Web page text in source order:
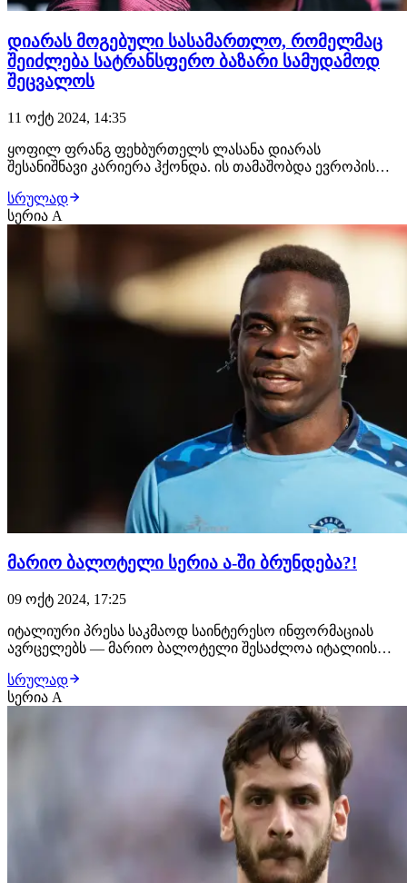
დიარას მოგებული სასამართლო, რომელმაც
შეიძლება სატრანსფერო ბაზარი სამუდამოდ
შეცვალოს
11 ოქტ 2024, 14:35
ყოფილ ფრანგ ფეხბურთელს ლასანა დიარას
შესანიშნავი კარიერა ჰქონდა. ის თამაშობდა ევროპის
რეალ მადრიდი, მარსელი და პსჟ, ამ დროში კი
ფეხბურთელმა საკმაოდ ბევრი ტიტულის მოგება
მოახერხა. ლასანამ ასევე ჩაატარა 34 მატჩი საფრანგეთის
სრულად
სერია A
მარიო ბალოტელი სერია ა-ში ბრუნდება?!
09 ოქტ 2024, 17:25
იტალიური პრესა საკმაოდ საინტერესო ინფორმაციას
ავრცელებს — მარიო ბალოტელი შესაძლოა იტალიის
ჯენოა ცდილობს და როგორც ირკვევა, მხარეებს შორის
პირველი კონტაქტი უკვე შედგა. ტრანსფერზე გენუური
გუნდის მთავარი მწვრთნელი ალბერტო ჯილარდინო…
სრულად
სერია A